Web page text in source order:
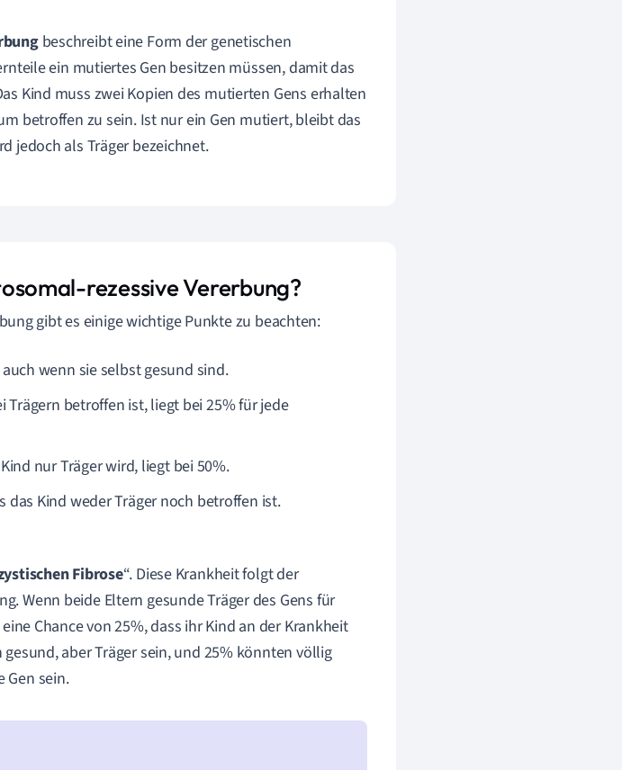
beschreibt eine Form der genetischen
ein mutiertes Gen besitzen müssen, damit das
Kind muss zwei Kopien des mutierten Gens erhalten
betroffen zu sein. Ist nur ein Gen mutiert, bleibt das
jedoch als Träger bezeichnet.
rezessive Vererbung?
gibt es einige wichtige Punkte zu beachten:
wenn sie selbst gesund sind.
Trägern betroffen ist, liegt bei 25% für jede
nur Träger wird, liegt bei 50%.
das Kind weder Träger noch betroffen ist.
Fibrose“. Diese Krankheit folgt der
Wenn beide Eltern gesunde Träger des Gens für
Chance von 25%, dass ihr Kind an der Krankheit
aber Träger sein, und 25% könnten völlig
Gen sein.